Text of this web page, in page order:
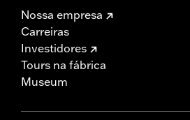
Nossa empresa
Carreiras
Investidores
Tours na fábrica
Museum